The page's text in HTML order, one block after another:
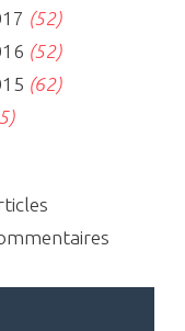
(52)
(52)
(62)